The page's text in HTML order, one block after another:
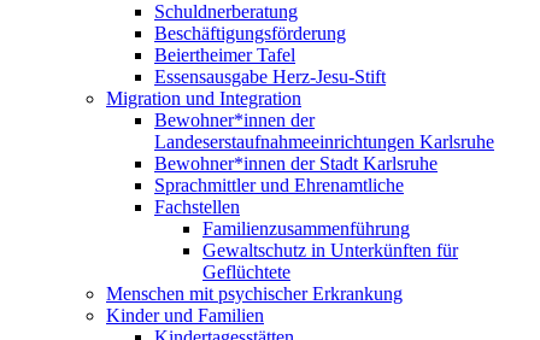
Schuldnerberatung
Beschäftigungsförderung
Beiertheimer Tafel
Essensausgabe Herz-Jesu-Stift
Migration und Integration
Bewohner*innen der
Landeserstaufnahmeeinrichtungen Karlsruhe
Bewohner*innen der Stadt Karlsruhe
Sprachmittler und Ehrenamtliche
Fachstellen
Familienzusammenführung
Gewaltschutz in Unterkünften für
Geflüchtete
Menschen mit psychischer Erkrankung
Kinder und Familien